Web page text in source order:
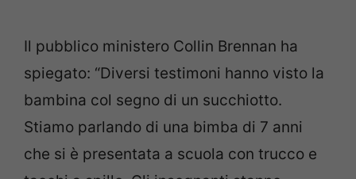
Il pubblico ministero Collin Brennan ha
spiegato: “Diversi testimoni hanno visto la
bambina col segno di un succhiotto.
Stiamo parlando di una bimba di 7 anni
che si è presentata a scuola con trucco e